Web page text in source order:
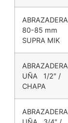
ABRAZADERA
80-85 mm
SUPRA MIK
ABRAZADERA
UÑA 1/2″ /
CHAPA
ABRAZADERA